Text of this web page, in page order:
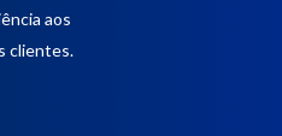
aos
clientes.